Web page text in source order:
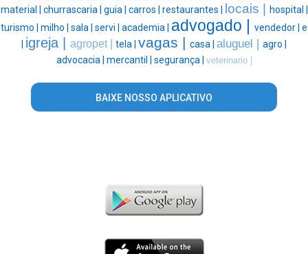
material | churrascaria | guia | carros | restaurantes | locais | hospital |
turismo | milho | sala | servi | academia | advogado | vendedor | e
| igreja | agropet | tela | vagas | casa | aluguel | agro |
advocacia | mercantil | segurança | veterinario |
BAIXE NOSSO APLICATIVO